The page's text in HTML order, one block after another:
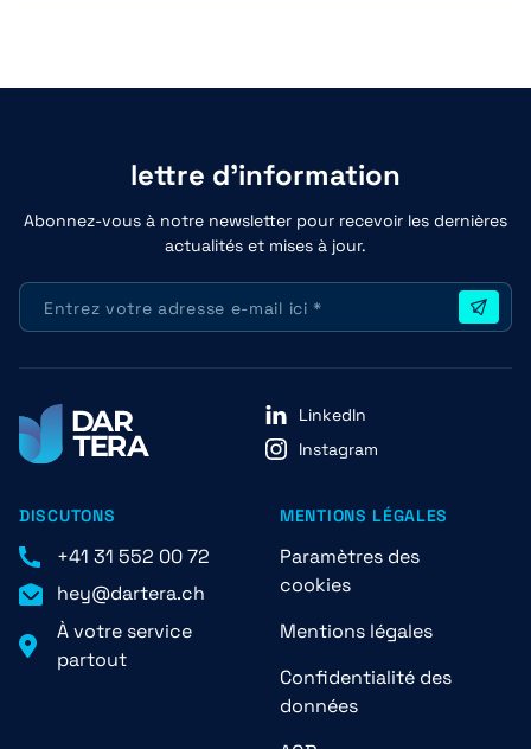
lettre d'information
Abonnez-vous à notre newsletter pour recevoir les dernières
actualités et mises à jour.
LinkedIn
Instagram
DISCUTONS
+41 31 552 00 72
hey@dartera.ch
À votre service
partout
MENTIONS LÉGALES
Paramètres des
cookies
Mentions légales
Confidentialité des
données